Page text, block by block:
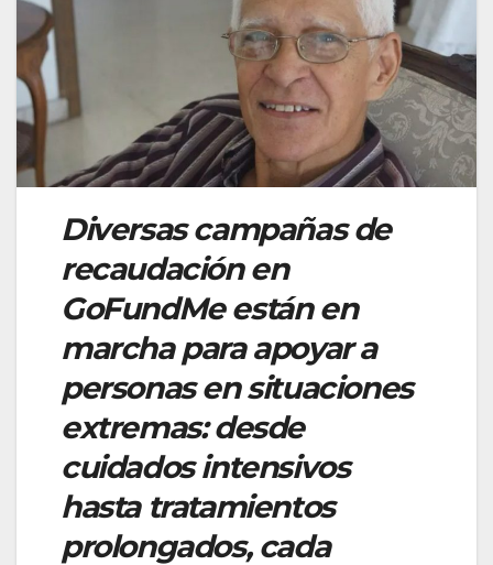
Diversas campañas de
recaudación en
GoFundMe están en
marcha para apoyar a
personas en situaciones
extremas: desde
cuidados intensivos
hasta tratamientos
prolongados, cada